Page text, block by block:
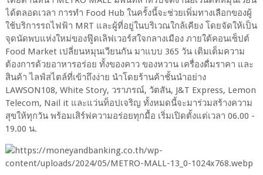
ได้ตลอดเวลา การทำ Food Hub ในครั้งนี้จะช่วยเพิ่มทางเลือกของผู้
ใช้บริการรถไฟฟ้า MRT และผู้ที่อยู่ในบริเวณใกล้เคียง โดยจัดให้เป็น
จุดนัดพบแห่งใหม่ของฟู๊ดเลิฟเวอร์สใจกลางเมือง ภายใต้คอนเซ็ปต์
Food Market เปลี่ยนหมุนเวียนกัน มาแบบ 365 วัน เติมเต็มความ
ต้องการด้วยอาหารอร่อย ทั้งของคาว ของหวาน เครื่องดื่มราคา และ
สินค้า ไลฟ์สไตล์ที่เข้าถึงง่าย นำโดยร้านค้าชั้นนำอย่าง
LAWSON108, White Story, วราภรณ์, วัตสัน, J&T Express, Lemon
Telecom, Nail it และแว่นท็อปเจริญ ทั้งหมดนี้จะมาร่วมสร้างความ
สุขให้ทุกวัน พร้อมเสิร์ฟความอร่อยทุกมื้อ เริ่มเปิดตั้งแต่เวลา 06.00 -
19.00 น.